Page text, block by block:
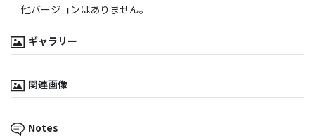
他バージョンはありません。
ギャラリー
関連画像
Notes